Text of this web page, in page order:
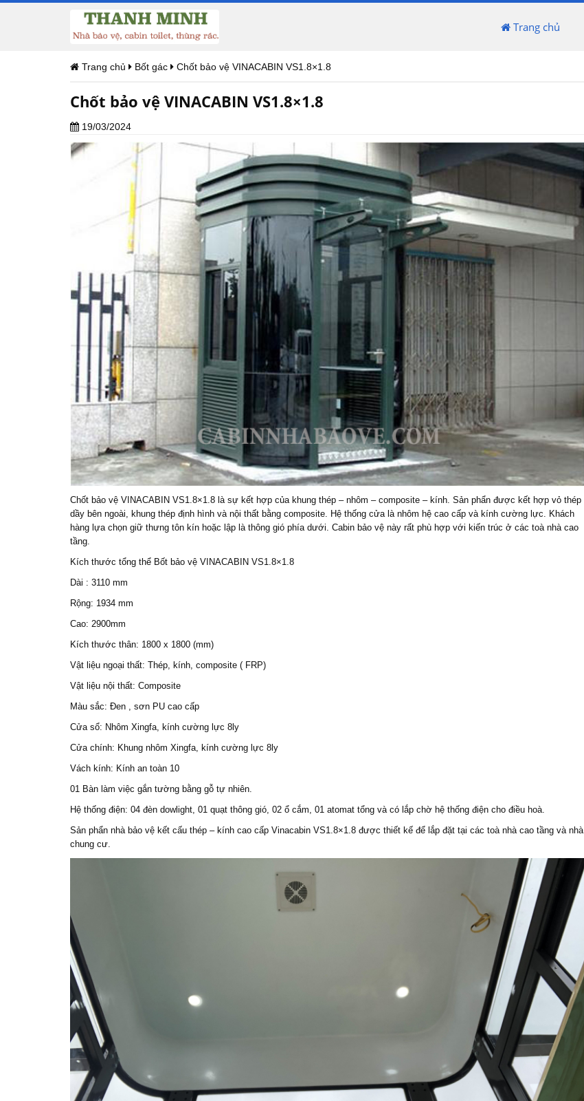
Trang chủ
Trang chủ Bốt gác Chốt bảo vệ VINACABIN VS1.8×1.8
Chốt bảo vệ VINACABIN VS1.8×1.8
19/03/2024
Chốt bảo vệ VINACABIN VS1.8×1.8 là sự kết hợp của khung thép – nhôm – composite – kính. Sản phẩn được kết hợp vỏ thép
dầy bên ngoài, khung thép định hình và nội thất bằng composite. Hệ thống cửa là nhôm hệ cao cấp và kính cường lực. Khách
hàng lựa chọn giữ thưng tôn kín hoặc lập là thông gió phía dưới. Cabin bảo vệ này rất phù hợp với kiến trúc ở các toà nhà cao
tầng.
Kích thước tổng thể Bốt bảo vệ VINACABIN VS1.8×1.8
Dài : 3110 mm
Rộng: 1934 mm
Cao: 2900mm
Kích thước thân: 1800 x 1800 (mm)
Vật liệu ngoại thất: Thép, kính, composite ( FRP)
Vật liệu nội thất: Composite
Màu sắc: Đen , sơn PU cao cấp
Cửa sổ: Nhôm Xingfa, kính cường lực 8ly
Cửa chính: Khung nhôm Xingfa, kính cường lực 8ly
Vách kính: Kính an toàn 10
01 Bàn làm việc gắn tường bằng gỗ tự nhiên.
Hệ thống điện: 04 đèn dowlight, 01 quạt thông gió, 02 ổ cắm, 01 atomat tổng và có lắp chờ hệ thống điện cho điều hoà.
Sản phẩn nhà bảo vệ kết cấu thép – kính cao cấp Vinacabin VS1.8×1.8 được thiết kế để lắp đặt tại các toà nhà cao tầng và nhà
chung cư.